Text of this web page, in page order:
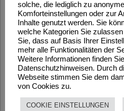
solche, die lediglich zu
Komforteinstellungen oder zur
Inhalte genutzt werden. Sie
welche Kategorien Sie
Sie, dass auf Basis Ihrer
mehr alle Funktionalitäten der
Weitere Informationen finden
Datenschutzhinweisen. Durch
Webseite stimmen Sie dem
von Cookies zu.
COOKIE EINSTELLUNGEN